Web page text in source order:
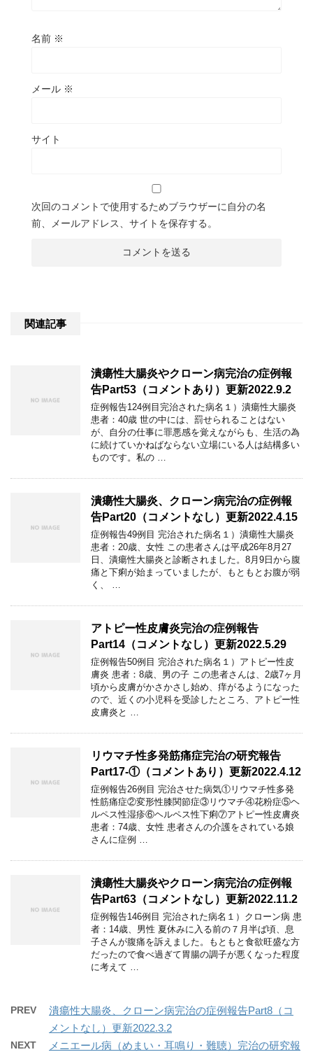
名前 ※
メール ※
サイト
次回のコメントで使用するためブラウザーに自分の名
前、メールアドレス、サイトを保存する。
関連記事
潰瘍性大腸炎やクローン病完治の症例報
告Part53（コメントあり）更新2022.9.2
症例報告124例目完治された病名１）潰瘍性大腸炎
患者：40歳 世の中には、罰せられることはない
が、自分の仕事に罪悪感を覚えながらも、生活の為
に続けていかねばならない立場にいる人は結構多い
ものです。私の …
潰瘍性大腸炎、クローン病完治の症例報
告Part20（コメントなし）更新2022.4.15
症例報告49例目 完治された病名１）潰瘍性大腸炎
患者：20歳、女性 この患者さんは平成26年8月27
日、潰瘍性大腸炎と診断されました。8月9日から腹
痛と下痢が始まっていましたが、もともとお腹が弱
く、 …
アトピー性皮膚炎完治の症例報告
Part14（コメントなし）更新2022.5.29
症例報告50例目 完治された病名１）アトピー性皮
膚炎 患者：8歳、男の子 この患者さんは、2歳7ヶ月
頃から皮膚がかさかさし始め、痒がるようになった
ので、近くの小児科を受診したところ、アトピー性
皮膚炎と …
リウマチ性多発筋痛症完治の研究報告
Part17-①（コメントあり）更新2022.4.12
症例報告26例目 完治させた病気①リウマチ性多発
性筋痛症②変形性膝関節症③リウマチ④花粉症⑤ヘ
ルペス性湿疹⑥ヘルペス性下痢⑦アトピー性皮膚炎
患者：74歳、女性 患者さんの介護をされている娘
さんに症例 …
潰瘍性大腸炎やクローン病完治の症例報
告Part63（コメントなし）更新2022.11.2
症例報告146例目 完治された病名１）クローン病 患
者：14歳、男性 夏休みに入る前の７月半ば頃、息
子さんが腹痛を訴えました。もともと食欲旺盛な方
だったので食べ過ぎて胃腸の調子が悪くなった程度
に考えて …
PREV
潰瘍性大腸炎、クローン病完治の症例報告Part8（コ
メントなし）更新2022.3.2
NEXT
メニエール病（めまい・耳鳴り・難聴）完治の研究報